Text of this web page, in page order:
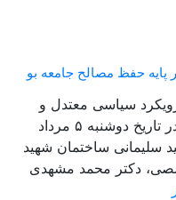
پایه حفظ مصالح جامعه بو
سیاسی معتدل و
صلح‌طلبانه ائمه شیعۀ دوازده امامی» در تاریخ دوشنبه ۵ مرداد
در تالار شهید سلیمانی ساختمان شهید
دکتر محمد مشهدی